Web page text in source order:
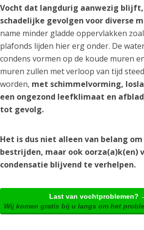
Vocht dat langdurig aanwezig
schadelijke gevolgen voor diverse
name minder gladde oppervlakken
plafonds lijden hier erg onder. De
condens vormen op de koude muren
muren zullen met verloop van tijd
worden, met schimmelvorming,
een ongezond leefklimaat en
tot gevolg.
Het is dus niet alleen van belang
bestrijden, maar ook oorza(a)k(en)
condensatie blijvend te verhelpen.
Last van vochtproblemen?
Wij komen gratis bij u langs om het